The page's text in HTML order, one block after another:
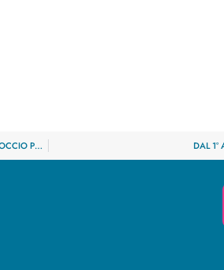
LETTERA AL MERCATO IVASS DEL 25 FEBBRAIO 2025: EVENTI ESTREMI, SINISTRI E APPROCCIO PROATTIVO DAL 1°